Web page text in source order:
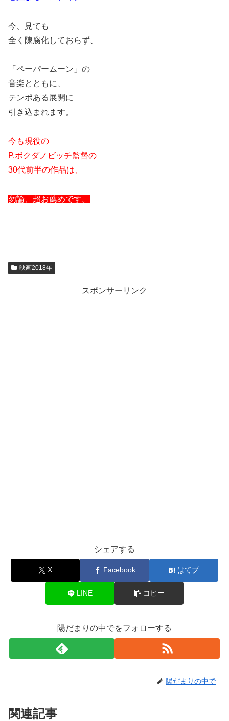
今、見ても
全く陳腐化しておらず、
「ペーパームーン」の
音楽とともに、
テンポある展開に
引き込まれます。
今も現役の
P.ボクダノビッチ監督の
30代前半の作品は、
勿論、超お薦めです。
映画2018年
スポンサーリンク
シェアする
X Facebook はてブ
LINE コピー
陽だまりの中でをフォローする
陽だまりの中で
関連記事